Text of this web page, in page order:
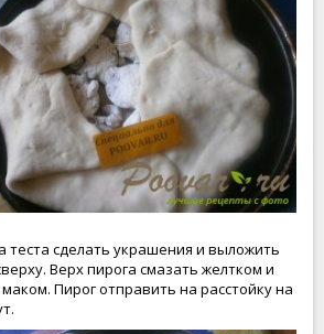
теста сделать украшения и выложить
Верх пирога смазать желтком и
Пирог отправить на расстойку на